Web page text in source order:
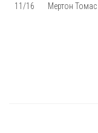
11/16 Мертон Томас